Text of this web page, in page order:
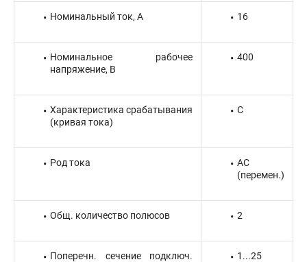
Номинальный ток, А 16
Номинальное рабочее
напряжение, В
400
Характеристика срабатывания
(кривая тока)
C
Род тока
AC
(перемен.)
Общ. количество полюсов 2
Поперечн. сечение подключ.
1...25